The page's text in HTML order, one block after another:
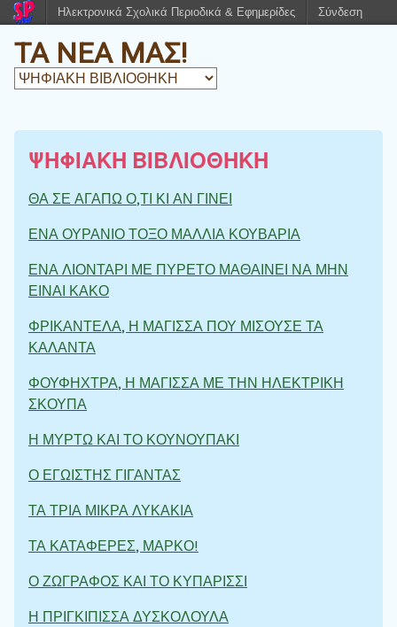
ΤΑ ΝΕΑ ΜΑΣ!
ΨΗΦΙΑΚΗ ΒΙΒΛΙΟΘΗΚΗ
ΘΑ ΣΕ ΑΓΑΠΩ Ο,ΤΙ ΚΙ ΑΝ ΓΙΝΕΙ
ΕΝΑ ΟΥΡΑΝΙΟ ΤΟΞΟ ΜΑΛΛΙΑ ΚΟΥΒΑΡΙΑ
ΕΝΑ ΛΙΟΝΤΑΡΙ ΜΕ ΠΥΡΕΤΟ ΜΑΘΑΙΝΕΙ ΝΑ ΜΗΝ
ΕΙΝΑΙ ΚΑΚΟ
ΦΡΙΚΑΝΤΕΛΑ, Η ΜΑΓΙΣΣΑ ΠΟΥ ΜΙΣΟΥΣΕ ΤΑ
ΚΑΛΑΝΤΑ
ΦΟΥΦΗΧΤΡΑ, Η ΜΑΓΙΣΣΑ ΜΕ ΤΗΝ ΗΛΕΚΤΡΙΚΗ
ΣΚΟΥΠΑ
Η ΜΥΡΤΩ ΚΑΙ ΤΟ ΚΟΥΝΟΥΠΑΚΙ
Ο ΕΓΩΙΣΤΗΣ ΓΙΓΑΝΤΑΣ
ΤΑ ΤΡΙΑ ΜΙΚΡΑ ΛΥΚΑΚΙΑ
ΤΑ ΚΑΤΑΦΕΡΕΣ, ΜΑΡΚΟ!
Ο ΖΩΓΡΑΦΟΣ ΚΑΙ ΤΟ ΚΥΠΑΡΙΣΣΙ
Η ΠΡΙΓΚΙΠΙΣΣΑ ΔΥΣΚΟΛΟΥΛΑ
Ηλεκτρονικά Σχολικά Περιοδικά & Εφημερίδες Σύνδεση